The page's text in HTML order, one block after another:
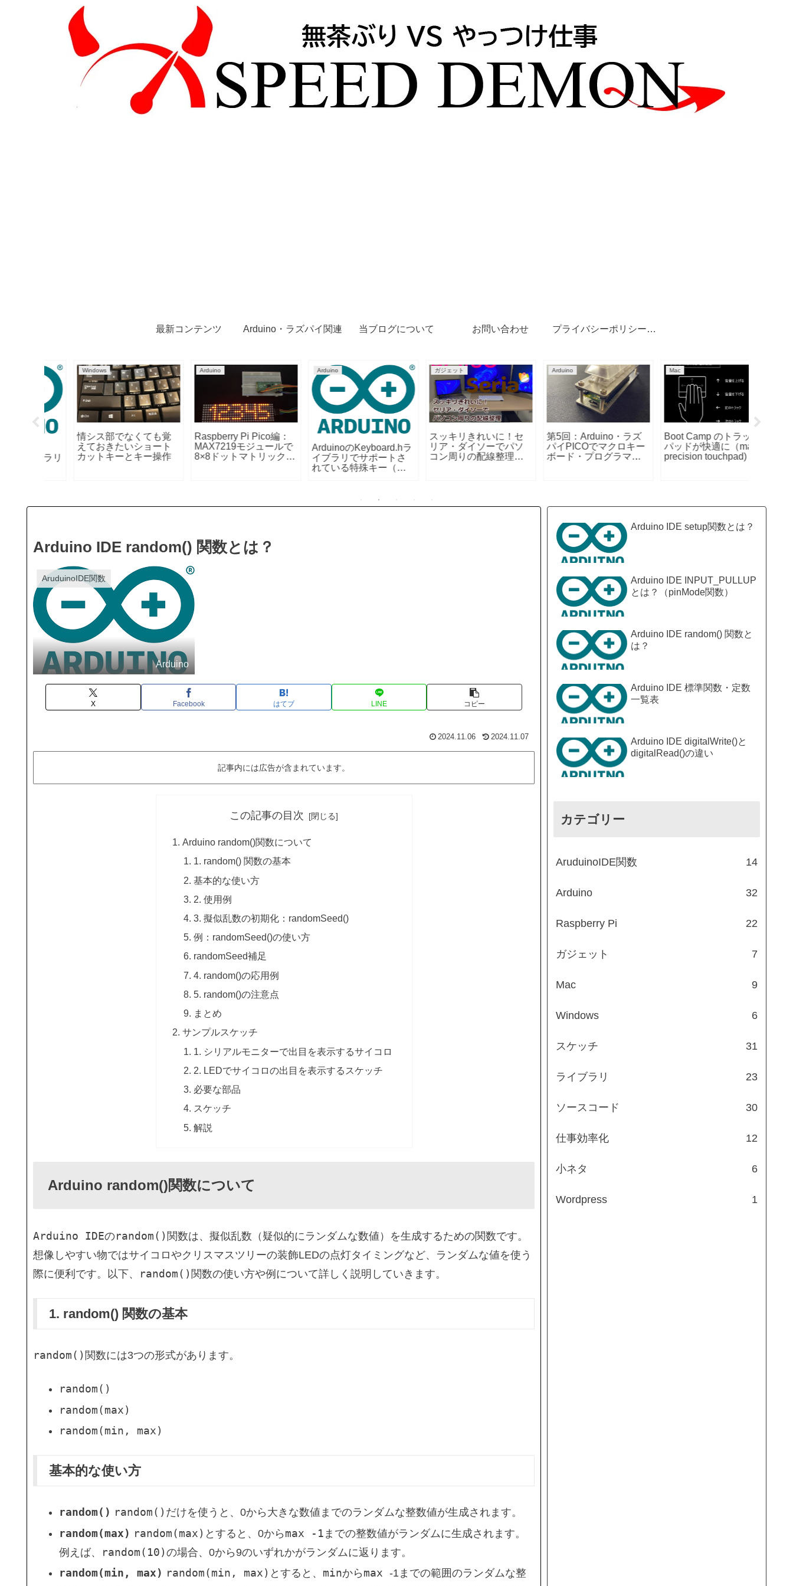
最新コンテンツ Arduino・ラズパイ関連 当ブログについて お問い合わせ プライバシーポリシー・免責事項
Arduino
第5回：Arduino・ラズ
パイPICOでマクロキー
ボード・プログラマブ
Mac
Boot Camp のトラック
パッドが快適に（mac
precision touchpad)
Arduino IDE
MD_MAX72XX.hライブ
ラリとは？
仕事効率化
Seria セリア キッチン
ラベル用マスキングテ
ープ
仕事効率化
Windows で Wi-Fi ネッ
トワーク パスワードを
調べる
AruduinoIDE関数
Arduino IDE
analogRead()関数と
Arduino IDE random() 関数とは？
AruduinoIDE関数
Arduino
X Facebook はてブ LINE コピー
2024.11.06 2024.11.07
記事内には広告が含まれています。
この記事の目次
Arduino random()関数について
1. random() 関数の基本
基本的な使い方
2. 使用例
3. 擬似乱数の初期化：randomSeed()
例：randomSeed()の使い方
randomSeed補足
4. random()の応用例
5. random()の注意点
まとめ
サンプルスケッチ
1. シリアルモニターで出目を表示するサイコロ
2. LEDでサイコロの出目を表示するスケッチ
必要な部品
スケッチ
解説
Arduino random()関数について
Arduino IDEのrandom() 関数は、擬似乱数（疑似的にランダムな数値）を生成するための関数です。
想像しやすい物ではサイコロやクリスマスツリーの装飾LEDの点灯タイミングなど、ランダムな値を使う
際に便利です。以下、
random() 関数の使い方や例について詳しく説明していきます。
1. random() 関数の基本
random() 関数には3つの形式があります。
random()
random(max)
random(min, max)
基本的な使い方
random() random() だけを使うと、0から大きな数値までのランダムな整数値が生成されます。
random(max) random(max) とすると、0から max -1 までの整数値がランダムに生成されます。
例えば、
random(10) の場合、0から9のいずれかがランダムに返ります。
random(min, max) random(min, max) とすると、 minから max -1までの範囲のランダムな整
Arduino IDE setup関数とは？
Arduino IDE INPUT_PULLUP
とは？（pinMode関数）
Arduino IDE random() 関数と
は？
Arduino IDE 標準関数・定数
一覧表
Arduino IDE digitalWrite()と
digitalRead()の違い
カテゴリー
AruduinoIDE関数 14
Arduino 32
Raspberry Pi 22
ガジェット 7
Mac 9
Windows 6
スケッチ 31
ライブラリ 23
ソースコード 30
仕事効率化 12
小ネタ 6
Wordpress 1